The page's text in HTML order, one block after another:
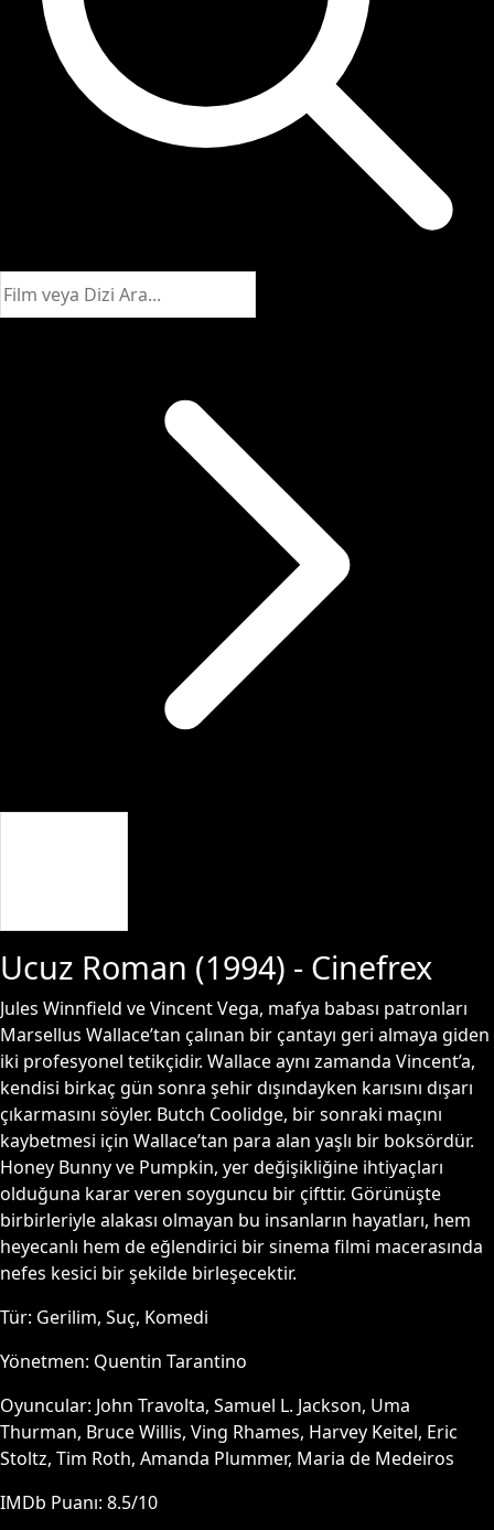
Ucuz Roman (1994) - Cinefrex
Jules Winnfield ve Vincent Vega, mafya babası patronları
Marsellus Wallace’tan çalınan bir çantayı geri almaya giden
iki profesyonel tetikçidir. Wallace aynı zamanda Vincent’a,
kendisi birkaç gün sonra şehir dışındayken karısını dışarı
çıkarmasını söyler. Butch Coolidge, bir sonraki maçını
kaybetmesi için Wallace’tan para alan yaşlı bir boksördür.
Honey Bunny ve Pumpkin, yer değişikliğine ihtiyaçları
olduğuna karar veren soyguncu bir çifttir. Görünüşte
birbirleriyle alakası olmayan bu insanların hayatları, hem
heyecanlı hem de eğlendirici bir sinema filmi macerasında
nefes kesici bir şekilde birleşecektir.
Tür: Gerilim, Suç, Komedi
Yönetmen: Quentin Tarantino
Oyuncular: John Travolta, Samuel L. Jackson, Uma
Thurman, Bruce Willis, Ving Rhames, Harvey Keitel, Eric
Stoltz, Tim Roth, Amanda Plummer, Maria de Medeiros
IMDb Puanı: 8.5/10